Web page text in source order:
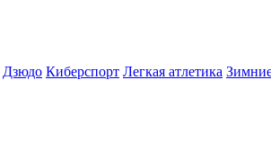
Дзюдо Киберспорт Легкая атлетика